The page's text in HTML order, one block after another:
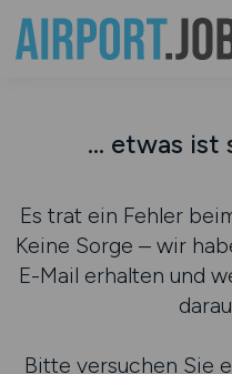
... etwas ist
Es trat ein Fehler
Keine Sorge – wir
E-Mail erhalten und
Bitte versuchen Sie